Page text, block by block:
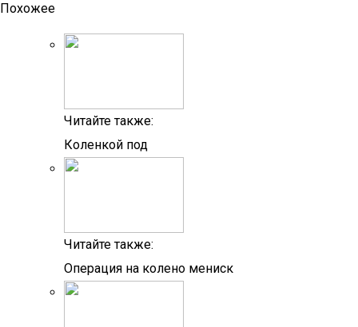
Похожее
Читайте также:
Коленкой под
Читайте также:
Операция на колено мениск